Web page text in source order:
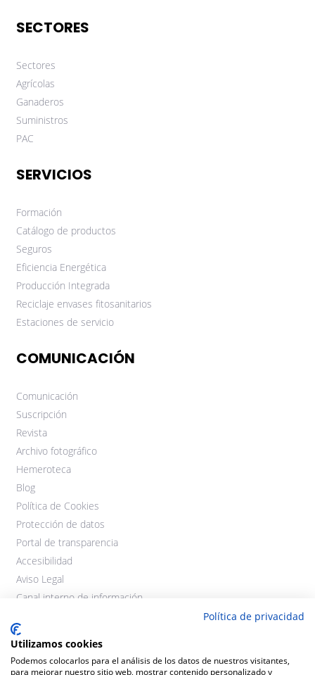
SECTORES
Sectores
Agrícolas
Ganaderos
Suministros
PAC
SERVICIOS
Formación
Catálogo de productos
Seguros
Eficiencia Energética
Producción Integrada
Reciclaje envases fitosanitarios
Estaciones de servicio
COMUNICACIÓN
Comunicación
Suscripción
Revista
Archivo fotográfico
Hemeroteca
Blog
Política de Cookies
Protección de datos
Portal de transparencia
Accesibilidad
Aviso Legal
Canal interno de información
Política de privacidad
Utilizamos cookies
Podemos colocarlos para el análisis de los datos de nuestros visitantes,
para mejorar nuestro sitio web, mostrar contenido personalizado y